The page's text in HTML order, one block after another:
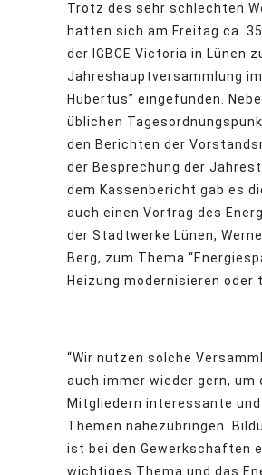
Trotz des sehr schlechten
hatten sich am Freitag ca.
der IGBCE Victoria in Lünen
Jahreshauptversammlung im
Hubertus” eingefunden.
üblichen
den Berichten der
der Besprechung der
dem Kassenbericht gab es
auch einen Vortrag des
der Stadtwerke Lünen,
Berg, zum Thema
Heizung modernisieren oder
“Wir nutzen solche
auch immer wieder gern, um
Mitgliedern interessante
Themen nahezubringen.
ist bei den Gewerkschaften
wichtiges Thema und das